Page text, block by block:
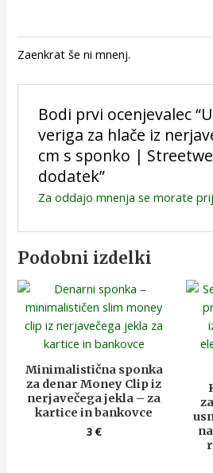
Zaenkrat še ni mnenj.
Bodi prvi ocenjevalec
veriga za hlače iz
cm s sponko |
dodatek”
Za oddajo mnenja se morate
Podobni izdelki
Minimalistična sponka
za denar Money Clip iz
nerjavečega jekla – za
kartice in bankovce
3€